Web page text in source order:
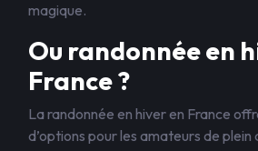
magique.
Ou randonnée en
France ?
La randonnée en hiver en France
d’options pour les amateurs de plein